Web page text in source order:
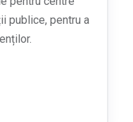
publice, pentru a